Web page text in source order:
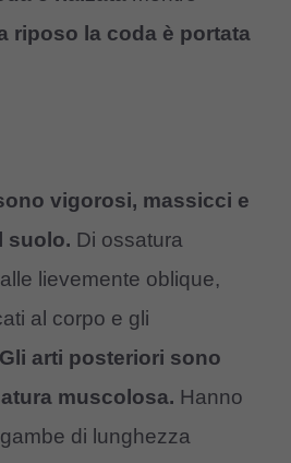
riposo la coda è portata
vigorosi, massicci e
suolo. Di ossatura
lievemente oblique,
al corpo e gli
Gli arti posteriori sono
muscolosa. Hanno
di lunghezza